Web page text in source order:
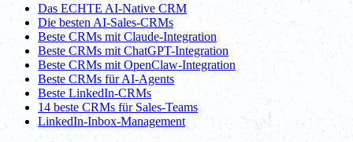
Das ECHTE AI-Native CRM
Die besten AI-Sales-CRMs
Beste CRMs mit Claude-Integration
Beste CRMs mit ChatGPT-Integration
Beste CRMs mit OpenClaw-Integration
Beste CRMs für AI-Agents
Beste LinkedIn-CRMs
14 beste CRMs für Sales-Teams
LinkedIn-Inbox-Management